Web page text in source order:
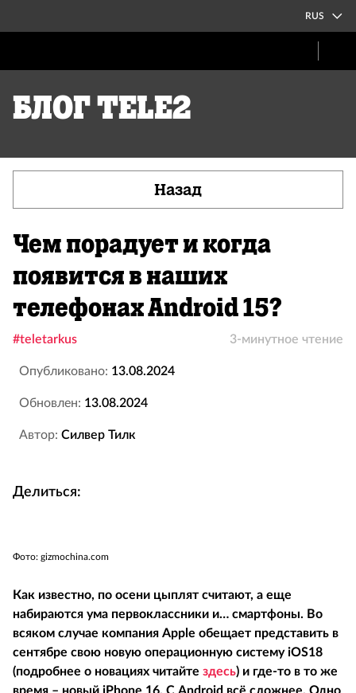
RUS
Блог Tele2
Назад
Чем порадует и когда
появится в наших
телефонах Android 15?
#teletarkus 3-минутное чтение
Опубликовано: 13.08.2024
Обновлен: 13.08.2024
Автор: Силвер Тилк
Делиться:
Фото: gizmochina.com
Как известно, по осени цыплят считают, а еще
набираются ума первоклассники и… смартфоны. Во
всяком случае компания Apple обещает представить в
сентябре свою новую операционную систему iOS18
(подробнее о новациях читайте здесь) и где-то в то же